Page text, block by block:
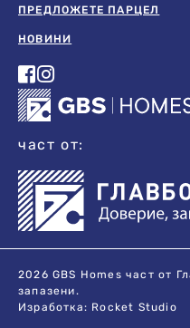
ПРЕДЛОЖЕТЕ ПАРЦЕЛ
НОВИНИ
част от:
2026 GBS Homes част от
запазени.
Изработка: Rocket Studio